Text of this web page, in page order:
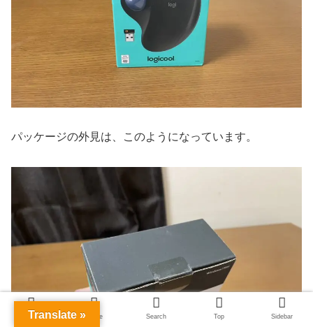
パッケージの外見は、このようになっています。
Menu Home Search Top Sidebar
Translate »